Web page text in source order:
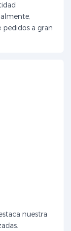
a gran
nuestra